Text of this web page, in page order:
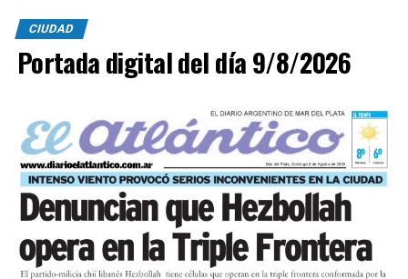
CIUDAD
Portada digital del día 9/8/2026